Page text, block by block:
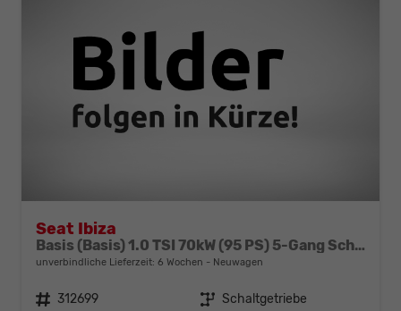
Seat Ibiza
Basis (Basis) 1.0 TSI 70kW (95 PS) 5-Gang Schaltgetriebe
unverbindliche Lieferzeit: 6 Wochen Neuwagen
Fahrzeugnr. 312699 Getriebe Schaltgetriebe